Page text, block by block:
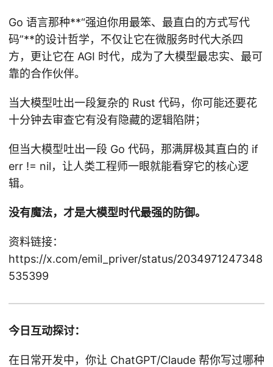
Go 语言那种**“强迫你用最笨、最直白的方式写代
码”**的设计哲学，不仅让它在微服务时代大杀四
方，更让它在 AGI 时代，成为了大模型最忠实、最可
靠的合作伙伴。
当大模型吐出一段复杂的 Rust 代码，你可能还要花
十分钟去审查它有没有隐藏的逻辑陷阱；
但当大模型吐出一段 Go 代码，那满屏极其直白的 if
err != nil，让人类工程师一眼就能看穿它的核心逻
辑。
没有魔法，才是大模型时代最强的防御。
资料链接：
https://x.com/emil_priver/status/2034971247348
535399
今日互动探讨：
在日常开发中，你让 ChatGPT/Claude 帮你写过哪种